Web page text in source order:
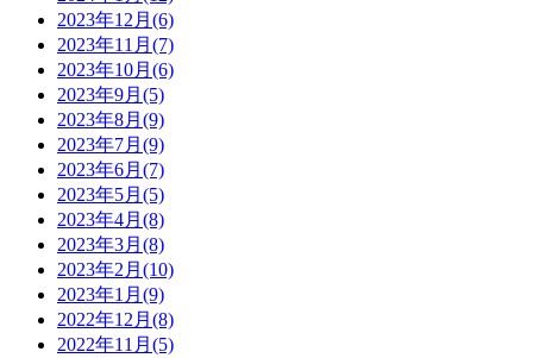
2023年12月(6)
2023年11月(7)
2023年10月(6)
2023年9月(5)
2023年8月(9)
2023年7月(9)
2023年6月(7)
2023年5月(5)
2023年4月(8)
2023年3月(8)
2023年2月(10)
2023年1月(9)
2022年12月(8)
2022年11月(5)